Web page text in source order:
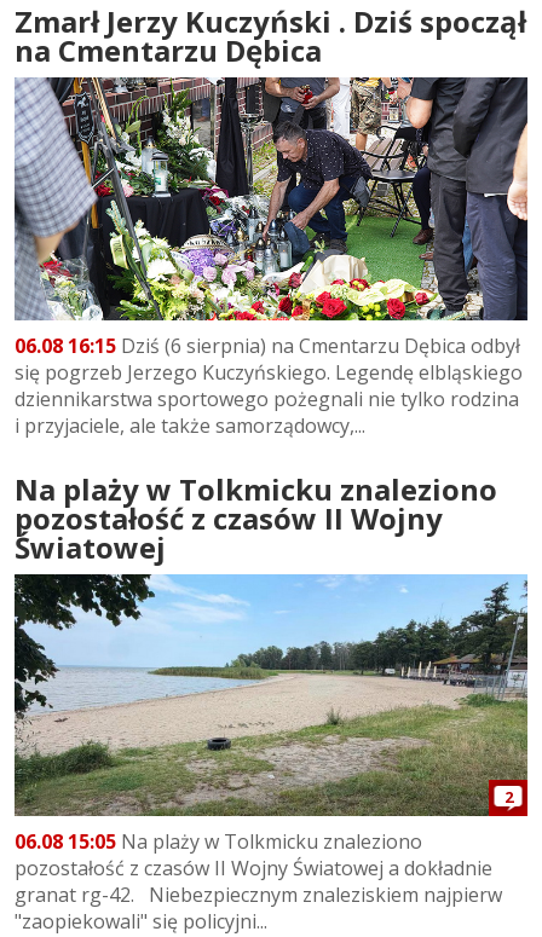
Zmarł Jerzy Kuczyński . Dziś spoczął
na Cmentarzu Dębica
06.08 16:15 Dziś (6 sierpnia) na Cmentarzu Dębica odbył
się pogrzeb Jerzego Kuczyńskiego. Legendę elbląskiego
dziennikarstwa sportowego pożegnali nie tylko rodzina
i przyjaciele, ale także samorządowcy,...
Na plaży w Tolkmicku znaleziono
pozostałość z czasów II Wojny
Światowej
2
06.08 15:05 Na plaży w Tolkmicku znaleziono
pozostałość z czasów II Wojny Światowej a dokładnie
granat rg-42. Niebezpiecznym znaleziskiem najpierw
"zaopiekowali" się policyjni...